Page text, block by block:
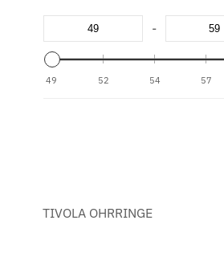
-
49 52 54 57
TIVOLA OHRRINGE